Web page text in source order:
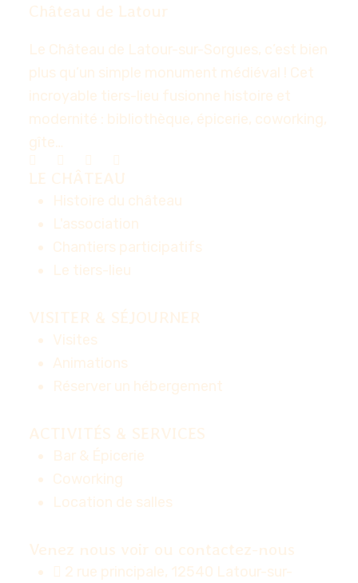
Château de Latour
Le Château de Latour-sur-Sorgues, c’est bien
plus qu’un simple monument médiéval ! Cet
incroyable tiers-lieu fusionne histoire et
modernité : bibliothèque, épicerie, coworking,
gîte…
LE CHÂTEAU
Histoire du château
L'association
Chantiers participatifs
Le tiers-lieu
VISITER & SÉJOURNER
Visites
Animations
Réserver un hébergement
ACTIVITÉS & SERVICES
Bar & Épicerie
Coworking
Location de salles
Venez nous voir ou contactez-nous
2 rue principale, 12540 Latour-sur-